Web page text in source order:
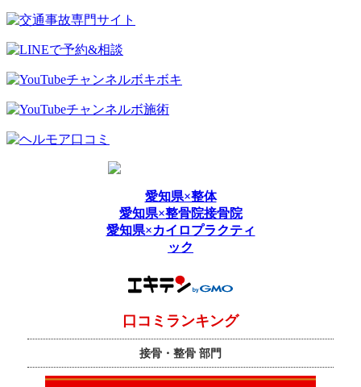
愛知県×整体
愛知県×整骨院接骨院
愛知県×カイロプラクティ
ック